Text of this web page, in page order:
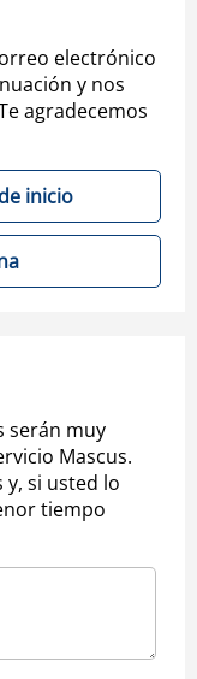
electrónico
y nos
agradecemos
inicio
serán muy
Mascus.
si usted lo
tiempo